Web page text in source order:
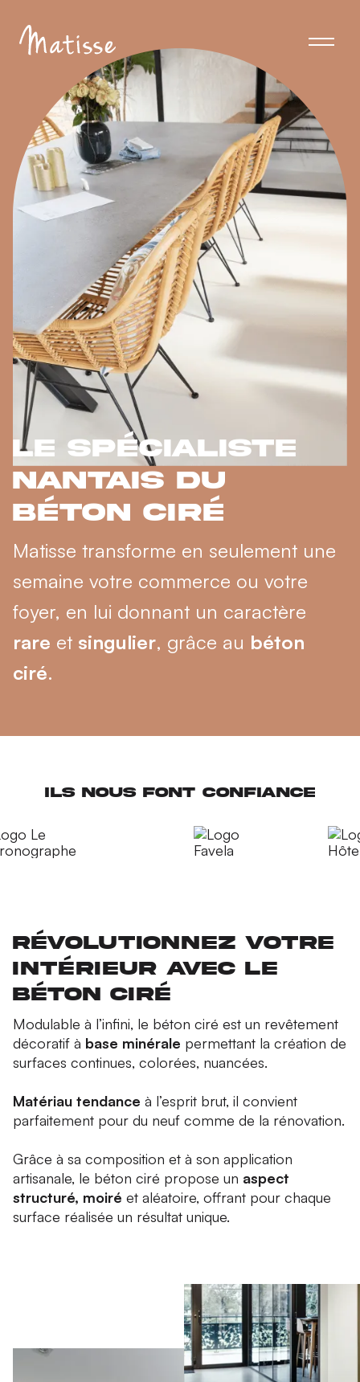
Le spécialiste
Nantais du
béton ciré
Matisse transforme en seulement une
semaine votre commerce ou votre
foyer, en lui donnant un caractère
rare et singulier, grâce au béton
ciré.
Ils nous font confiance
Révolutionnez votre
intérieur avec le
béton ciré
Modulable à l’infini, le béton ciré est un revêtement
décoratif à base minérale permettant la création de
surfaces continues, colorées, nuancées.
Matériau tendance à l’esprit brut, il convient
parfaitement pour du neuf comme de la rénovation.
Grâce à sa composition et à son application
artisanale, le béton ciré propose un aspect
structuré, moiré et aléatoire, offrant pour chaque
surface réalisée un résultat unique.